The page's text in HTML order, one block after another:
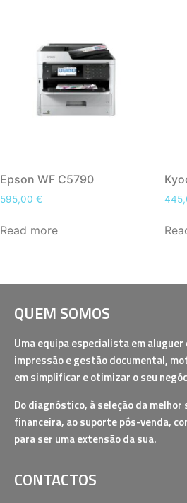
Epson WF C5790
595,00 €
Read more
QUEM SOMOS
Uma equipa especialista em
impressão e gestão documental,
em simplificar e otimizar o seu
Do diagnóstico, à seleção da
financeira, ao suporte pós-venda,
para ser uma extensão da sua.
CONTACTOS